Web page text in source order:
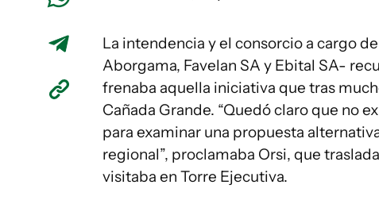
La intendencia y el consorcio a cargo
Aborgama, Favelan SA y Ebital SA-
frenaba aquella iniciativa que tras
Cañada Grande. “Quedó claro que no
para examinar una propuesta
regional”, proclamaba Orsi, que
visitaba en Torre Ejecutiva.